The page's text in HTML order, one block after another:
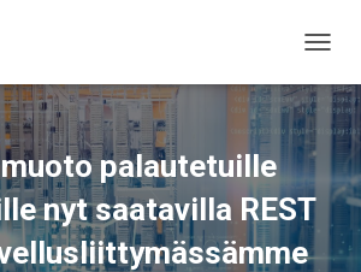
palautetuille
nyt saatavilla REST